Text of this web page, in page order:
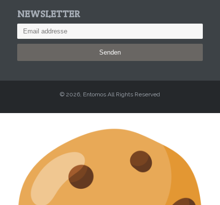
NEWSLETTER
Senden
© 2026, Entomos All Rights Reserved